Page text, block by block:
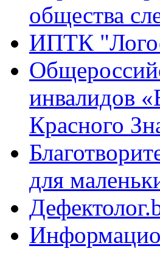
общества
ИПТК
инвалидов
Красного
для